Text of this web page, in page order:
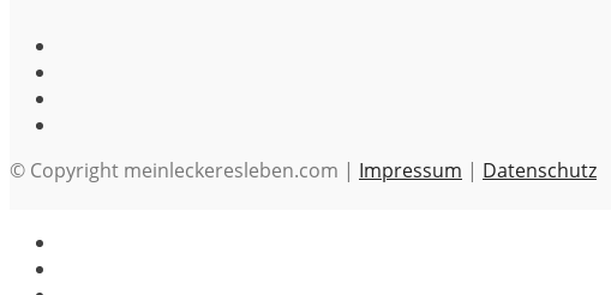
© Copyright meinleckeresleben.com | Impressum | Datenschutz